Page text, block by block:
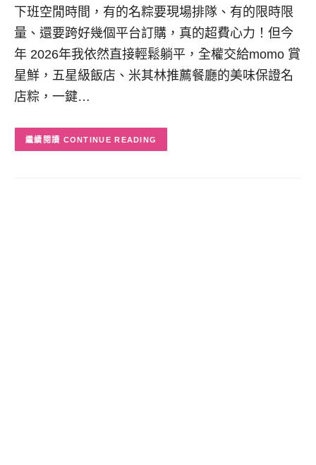
下班空閒時間，有的名粽要現場排隊、有的限時限
量、還要跨好幾個平台訂購，真的超費心力！但今
年 2026年我依然直接輕鬆躺平，全權交給momo 賞
星鮮，五星級飯店、米其林推薦餐廳的美味保證名
店粽，一鍵…
CONTINUE READING